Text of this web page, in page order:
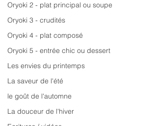
Oryoki 2 - plat principal ou soupe
Oryoki 3 - crudités
Oryoki 4 - plat composé
Oryoki 5 - entrée chic ou dessert
Les envies du printemps
La saveur de l'été
le goût de l'automne
La douceur de l'hiver